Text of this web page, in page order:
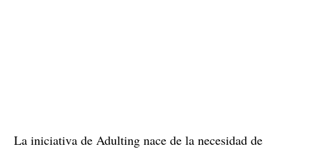
La iniciativa de Adulting nace de la necesidad de